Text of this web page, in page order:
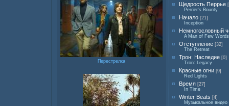
Перестрелка
Щедрость Перрье
Perrier's Bounty
Начало [21]
Inception
Немногословный
A Man of Few Words
Отступление [32]
The Retreat
Трон: Наследие [0]
Tron: Legacy
Красные огни [9]
Red Lights
Время [27]
In Time
Winter Beats [4]
Музыкальное